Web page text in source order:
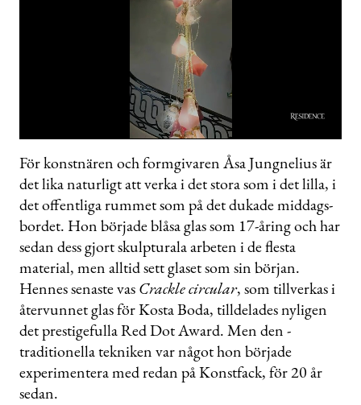
0
seconds
of
47
För konstnären och formgivaren Åsa Jungnelius är
det lika naturligt att ­verka i det stora som i det lilla, i
det ­offentliga rummet som på det dukade middags­
bordet. Hon började blåsa glas som 17-åring och har
sedan dess gjort skulpturala arbeten i de ­f­lesta
material, men alltid sett glaset som sin början.
Hennes senaste vasCrackle circular, som tillverkas i
återvunnet glas för Kosta Boda, tilldelades nyligen
det prestigefulla Red Dot Award. Men den ­
traditionella tekniken var något hon började
experimentera med redan på Konstfack, för 20 år
sedan.